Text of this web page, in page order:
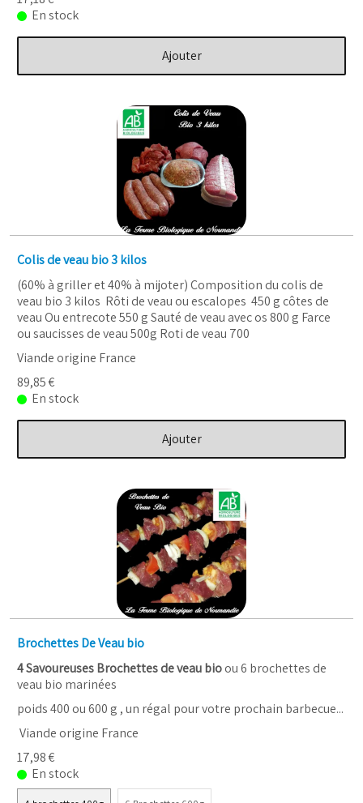
En stock
Ajouter
Colis de veau bio 3 kilos
(60% à griller et 40% à mijoter) Composition du colis de
veau bio 3 kilos Rôti de veau ou escalopes 450 g côtes de
veau Ou entrecote 550 g Sauté de veau avec os 800 g Farce
ou saucisses de veau 500g Roti de veau 700
Viande origine France
89,85 €
En stock
Ajouter
Brochettes De Veau bio
4 Savoureuses Brochettes de veau bioou 6 brochettes de
veau bio marinées
poids 400 ou 600 g , un régal pour votre prochain barbecue...
Viande origine France
17,98 €
En stock